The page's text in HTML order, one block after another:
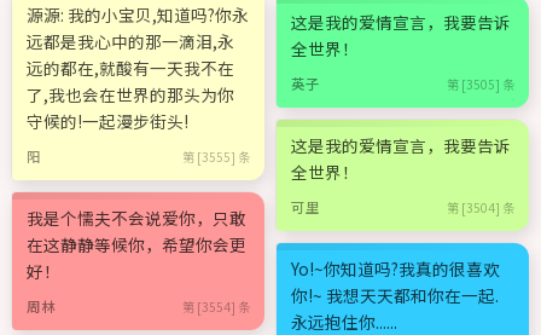
源源: 我的小宝贝,知道吗?你永
远都是我心中的那一滴泪,永
远的都在,就酸有一天我不在
了,我也会在世界的那头为你
守候的!一起漫步街头!
阳 第 [3555] 条
我是个懦夫不会说爱你，只敢
在这静静等候你，希望你会更
好！
周林 第 [3554] 条
这是我的爱情宣言，我要告诉
全世界！
英子 第 [3505] 条
这是我的爱情宣言，我要告诉
全世界！
可里 第 [3504] 条
Yo!~你知道吗?我真的很喜欢
你!~ 我想天天都和你在一起.
永远抱住你......